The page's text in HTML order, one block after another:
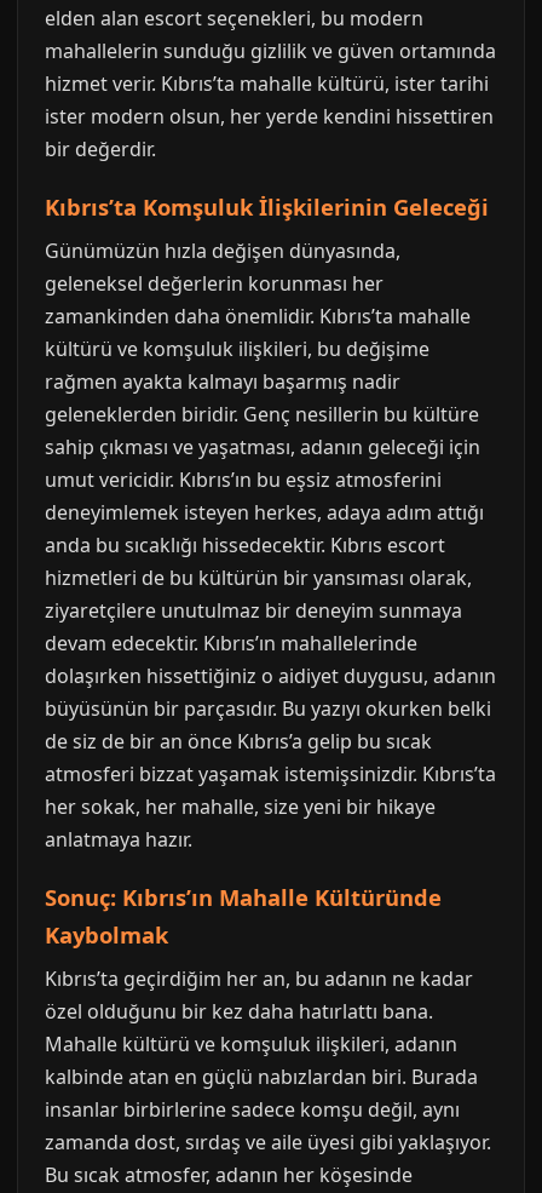
elden alan escort seçenekleri, bu modern
mahallelerin sunduğu gizlilik ve güven ortamında
hizmet verir. Kıbrıs’ta mahalle kültürü, ister tarihi
ister modern olsun, her yerde kendini hissettiren
bir değerdir.
Kıbrıs’ta Komşuluk İlişkilerinin Geleceği
Günümüzün hızla değişen dünyasında,
geleneksel değerlerin korunması her
zamankinden daha önemlidir. Kıbrıs’ta mahalle
kültürü ve komşuluk ilişkileri, bu değişime
rağmen ayakta kalmayı başarmış nadir
geleneklerden biridir. Genç nesillerin bu kültüre
sahip çıkması ve yaşatması, adanın geleceği için
umut vericidir. Kıbrıs’ın bu eşsiz atmosferini
deneyimlemek isteyen herkes, adaya adım attığı
anda bu sıcaklığı hissedecektir. Kıbrıs escort
hizmetleri de bu kültürün bir yansıması olarak,
ziyaretçilere unutulmaz bir deneyim sunmaya
devam edecektir. Kıbrıs’ın mahallelerinde
dolaşırken hissettiğiniz o aidiyet duygusu, adanın
büyüsünün bir parçasıdır. Bu yazıyı okurken belki
de siz de bir an önce Kıbrıs’a gelip bu sıcak
atmosferi bizzat yaşamak istemişsinizdir. Kıbrıs’ta
her sokak, her mahalle, size yeni bir hikaye
anlatmaya hazır.
Sonuç: Kıbrıs’ın Mahalle Kültüründe
Kaybolmak
Kıbrıs’ta geçirdiğim her an, bu adanın ne kadar
özel olduğunu bir kez daha hatırlattı bana.
Mahalle kültürü ve komşuluk ilişkileri, adanın
kalbinde atan en güçlü nabızlardan biri. Burada
insanlar birbirlerine sadece komşu değil, aynı
zamanda dost, sırdaş ve aile üyesi gibi yaklaşıyor.
Bu sıcak atmosfer, adanın her köşesinde